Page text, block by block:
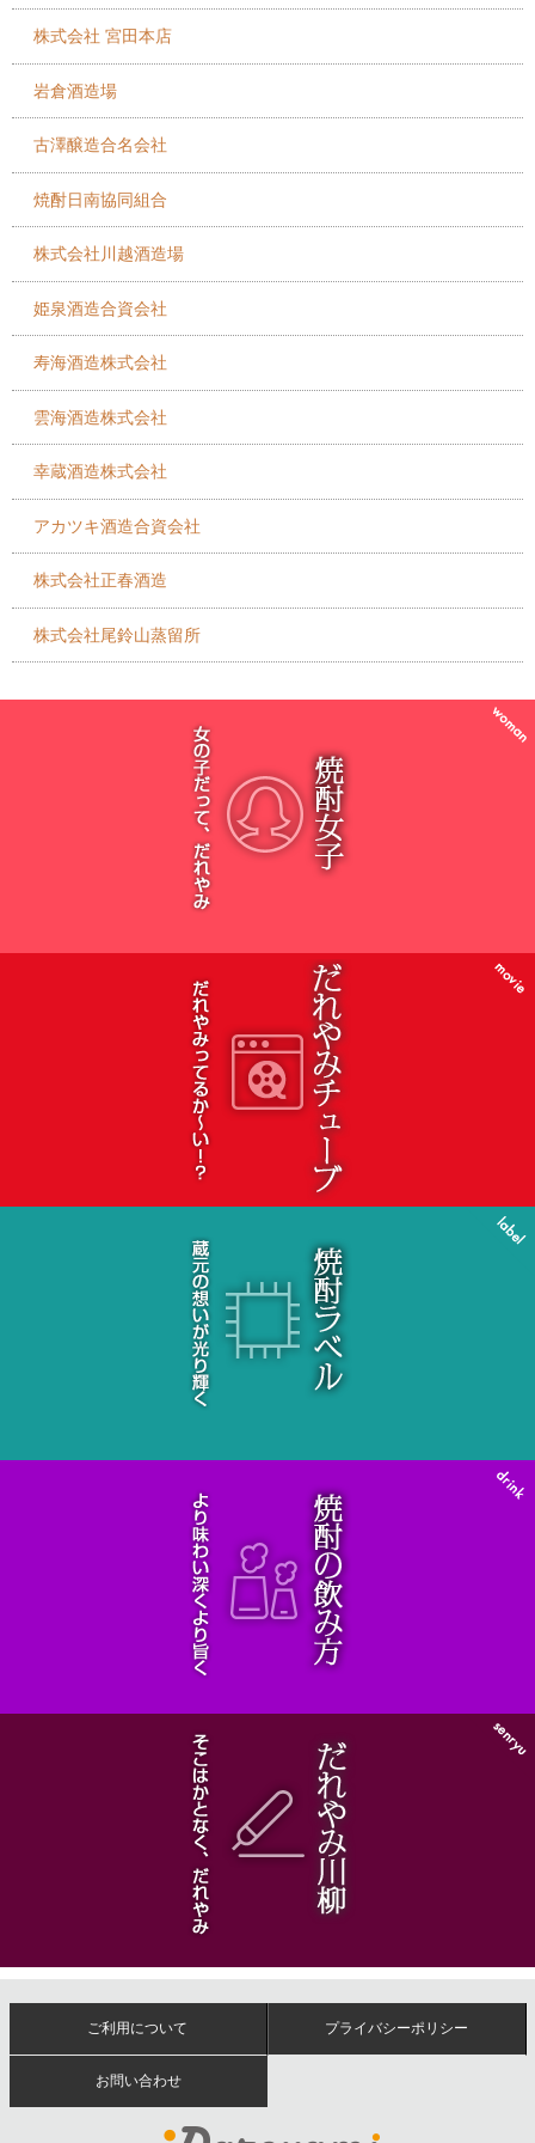
株式会社 宮田本店
岩倉酒造場
古澤醸造合名会社
焼酎日南協同組合
株式会社川越酒造場
姫泉酒造合資会社
寿海酒造株式会社
雲海酒造株式会社
幸蔵酒造株式会社
アカツキ酒造合資会社
株式会社正春酒造
株式会社尾鈴山蒸留所
ご利用について プライバシーポリシー
お問い合わせ